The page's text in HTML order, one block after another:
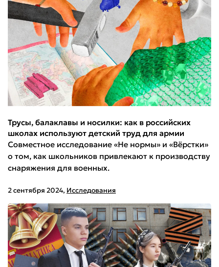
Трусы, балаклавы и носилки: как в российских
школах используют детский труд для армии
Совместное исследование «Не нормы» и «Вёрстки»
о том, как школьников привлекают к производству
снаряжения для военных.
2 сентября 2024, Исследования